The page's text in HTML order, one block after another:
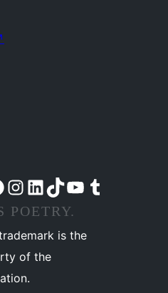
Instagram アカウントへ LinkedIn アカウントへTikTok アカウントへ YouTube チャンネルへ Tumblr アカウントへ
POETRY.
is the
of the